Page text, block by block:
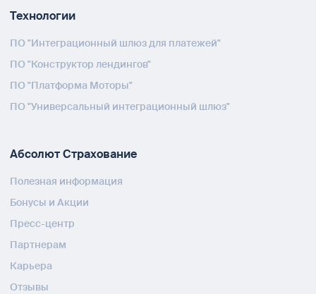
Технологии
ПО "Интеграционный шлюз для платежей"
ПО "Конструктор лендингов"
ПО "Платформа Моторы"
ПО "Универсальный интеграционный шлюз"
Абсолют Страхование
Полезная информация
Бонусы и Акции
Пресс-центр
Партнерам
Карьера
Отзывы